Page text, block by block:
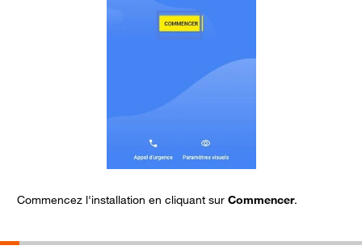
Commencez l'installation en cliquant sur Commencer.